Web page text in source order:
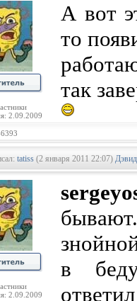
2.09.2009
А вот
то
так
tatiss (2 января 2011 22:07)
2.09.2009
в